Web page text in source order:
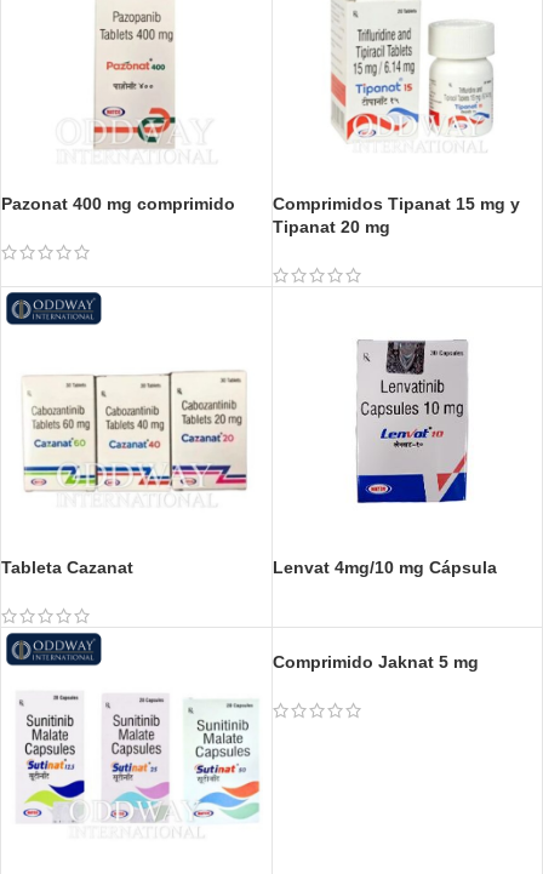
Pazonat 400 mg comprimido
Comprimidos Tipanat 15 mg y
Tipanat 20 mg
Tableta Cazanat Lenvat 4mg/10 mg Cápsula
Comprimido Jaknat 5 mg